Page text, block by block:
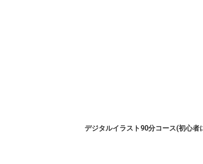
デジタルイラスト90分コース(初心者